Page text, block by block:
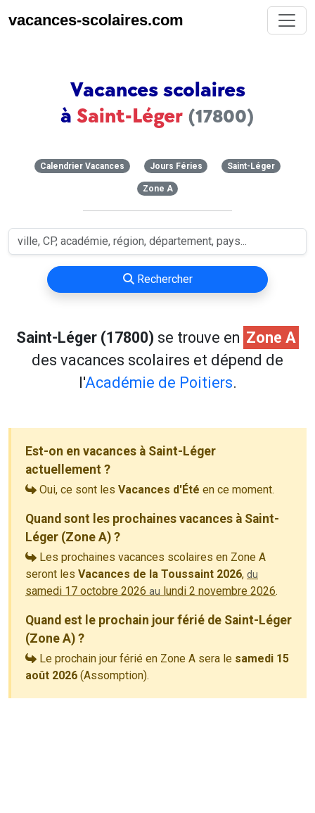
vacances-scolaires.com
Vacances scolaires
à Saint-Léger (17800)
Calendrier Vacances Jours Féries Saint-Léger
Zone A
Rechercher
Saint-Léger (17800) se trouve en Zone A
des vacances scolaires et dépend de
l'Académie de Poitiers.
Est-on en vacances à Saint-Léger
actuellement ?
Oui, ce sont les Vacances d'Été en ce moment.
Quand sont les prochaines vacances à Saint-
Léger (Zone A) ?
Les prochaines vacances scolaires en Zone A
seront les Vacances de la Toussaint 2026, du
samedi 17 octobre 2026 au lundi 2 novembre 2026.
Quand est le prochain jour férié de Saint-Léger
(Zone A) ?
Le prochain jour férié en Zone A sera le samedi 15
août 2026 (Assomption).